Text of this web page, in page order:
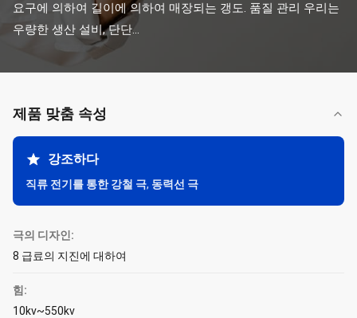
요구에 의하여 길이에 의하여 매장되는 갱도. 품질 관리 우리는
우량한 생산 설비, 단단...
제품 맞춤 속성
강조하다
직류 전기를 통한 강철 극, 동력선 극
극의 디자인:
8 급료의 지진에 대하여
힘:
10kv~550kv